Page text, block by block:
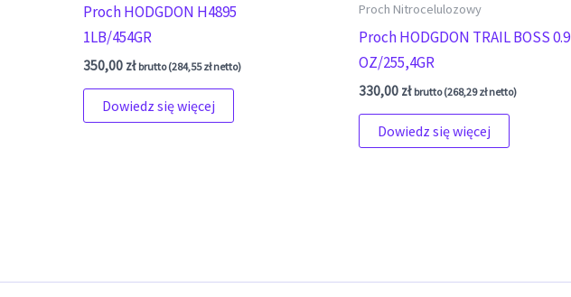
Proch HODGDON H4895
1LB/454GR
350,00 zł brutto (284,55złnetto)
Dowiedz się więcej
Proch Nitrocelulozowy
Proch HODGDON TRAIL BOSS 0.9
OZ/255,4GR
330,00 zł brutto (268,29złnetto)
Dowiedz się więcej